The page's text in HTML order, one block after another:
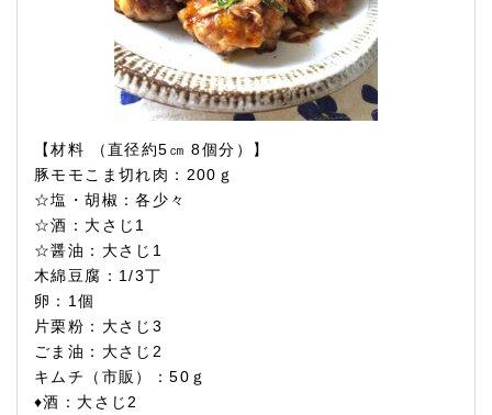
【材料 （直径約5㎝ 8個分）】
豚モモこま切れ肉：200ｇ
☆塩・胡椒：各少々
☆酒：大さじ1
☆醤油：大さじ1
木綿豆腐：1/3丁
卵：1個
片栗粉：大さじ3
ごま油：大さじ2
キムチ（市販）：50ｇ
♦酒：大さじ2